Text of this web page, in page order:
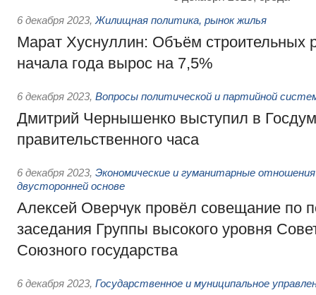
6 декабря 2023, Жилищная политика, рынок жилья
Марат Хуснуллин: Объём строительных
начала года вырос на 7,5%
6 декабря 2023, Вопросы политической и партийной
Дмитрий Чернышенко выступил в
правительственного часа
6 декабря 2023, Экономические и гуманитарные
двусторонней основе
Алексей Оверчук провёл совещание по
заседания Группы высокого уровня
Союзного государства
6 декабря 2023, Государственное и муниципальное